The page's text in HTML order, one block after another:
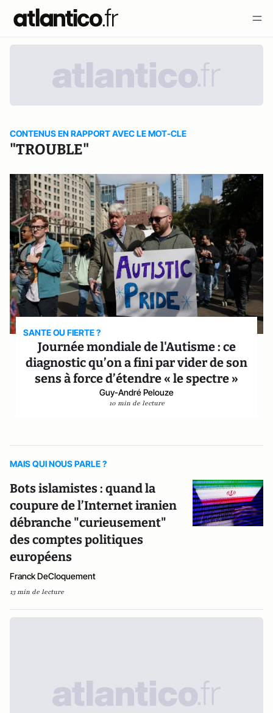
CONTENUS EN RAPPORT AVEC LE MOT-CLE
"TROUBLE"
SANTE OU FIERTE ?
Journée mondiale de l'Autisme : ce
diagnostic qu’on a fini par vider de son
sens à force d’étendre « le spectre »
Guy-André Pelouze
10 min de lecture
MAIS QUI NOUS PARLE ?
Bots islamistes : quand la
coupure de l’Internet iranien
débranche "curieusement"
des comptes politiques
européens
Franck DeCloquement
13 min de lecture